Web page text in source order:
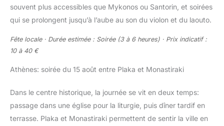
souvent plus accessibles que Mykonos ou Santorin, et soirées
qui se prolongent jusqu’à l’aube au son du violon et du laouto.
Fête locale · Durée estimée : Soirée (3 à 6 heures) · Prix indicatif :
10 à 40 €
Athènes: soirée du 15 août entre Plaka et Monastiraki
Dans le centre historique, la journée se vit en deux temps:
passage dans une église pour la liturgie, puis dîner tardif en
terrasse. Plaka et Monastiraki permettent de sentir la ville en